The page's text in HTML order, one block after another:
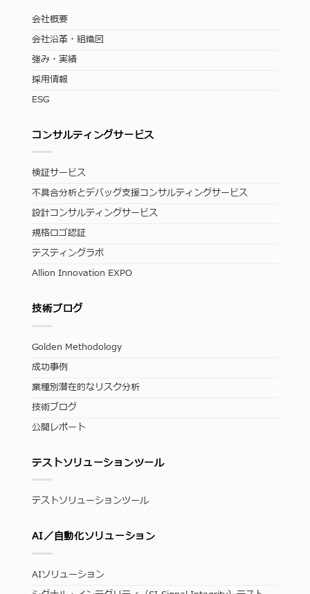
会社概要
会社沿革・組織図
強み・実績
採用情報
ESG
コンサルティングサービス
検証サービス
不具合分析とデバッグ支援コンサルティングサービス
設計コンサルティングサービス
規格ロゴ認証
テスティングラボ
Allion Innovation EXPO
技術ブログ
Golden Methodology
成功事例
業種別潜在的なリスク分析
技術ブログ
公開レポート
テストソリューションツール
テストソリューションツール
AI／自動化ソリューション
AIソリューション